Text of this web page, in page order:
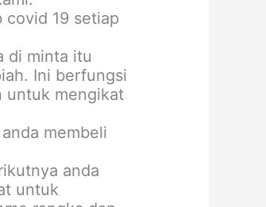
covid 19 setiap
di minta itu
Ini berfungsi
untuk mengikat
membeli
anda
untuk